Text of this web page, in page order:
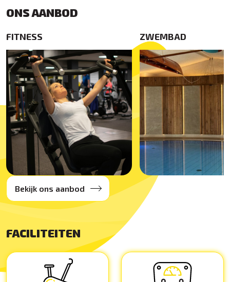
ONS AANBOD
FITNESS ZWEMBAD
Bekijk ons aanbod
FACILITEITEN